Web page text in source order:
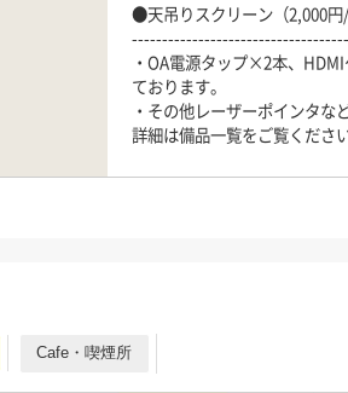
●天吊りスクリーン（2,000
・OA電源タップ×2本、
ております。
・その他レーザーポインタな
詳細は備品一覧をご覧くださ
Cafe・喫煙所